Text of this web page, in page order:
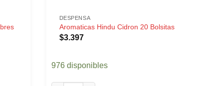
DESPENSA
Aromaticas Hindu Cidron 20 Bolsitas
$3.397
976 disponibles